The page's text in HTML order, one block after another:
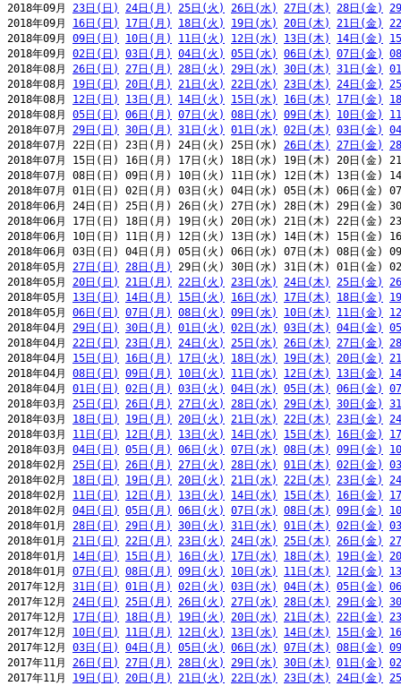
2018年09月 23日(日) 24日(月) 25日(火) 26日(水) 27日(木) 28日(金)
2018年09月 16日(日) 17日(月) 18日(火) 19日(水) 20日(木) 21日(金)
2018年09月 09日(日) 10日(月) 11日(火) 12日(水) 13日(木) 14日(金)
2018年09月 02日(日) 03日(月) 04日(火) 05日(水) 06日(木) 07日(金)
2018年08月 26日(日) 27日(月) 28日(火) 29日(水) 30日(木) 31日(金)
2018年08月 19日(日) 20日(月) 21日(火) 22日(水) 23日(木) 24日(金)
2018年08月 12日(日) 13日(月) 14日(火) 15日(水) 16日(木) 17日(金)
2018年08月 05日(日) 06日(月) 07日(火) 08日(水) 09日(木) 10日(金)
2018年07月 29日(日) 30日(月) 31日(火) 01日(水) 02日(木) 03日(金)
2018年07月 22日(日) 23日(月) 24日(火) 25日(水) 26日(木) 27日(金)
2018年07月 15日(日) 16日(月) 17日(火) 18日(水) 19日(木) 20日(金)
2018年07月 08日(日) 09日(月) 10日(火) 11日(水) 12日(木) 13日(金)
2018年07月 01日(日) 02日(月) 03日(火) 04日(水) 05日(木) 06日(金)
2018年06月 24日(日) 25日(月) 26日(火) 27日(水) 28日(木) 29日(金)
2018年06月 17日(日) 18日(月) 19日(火) 20日(水) 21日(木) 22日(金)
2018年06月 10日(日) 11日(月) 12日(火) 13日(水) 14日(木) 15日(金)
2018年06月 03日(日) 04日(月) 05日(火) 06日(水) 07日(木) 08日(金)
2018年05月 27日(日) 28日(月)
29日(火) 30日(水) 31日(木) 01日(金)
2018年05月 20日(日) 21日(月) 22日(火) 23日(水) 24日(木) 25日(金)
2018年05月 13日(日) 14日(月) 15日(火) 16日(水) 17日(木) 18日(金)
2018年05月 06日(日) 07日(月) 08日(火) 09日(水) 10日(木) 11日(金)
2018年04月 29日(日) 30日(月) 01日(火) 02日(水) 03日(木) 04日(金)
2018年04月 22日(日) 23日(月) 24日(火) 25日(水) 26日(木) 27日(金)
2018年04月 15日(日) 16日(月) 17日(火) 18日(水) 19日(木) 20日(金)
2018年04月 08日(日) 09日(月) 10日(火) 11日(水) 12日(木) 13日(金)
2018年04月 01日(日) 02日(月) 03日(火) 04日(水) 05日(木) 06日(金)
2018年03月 25日(日) 26日(月) 27日(火) 28日(水) 29日(木) 30日(金)
2018年03月 18日(日) 19日(月) 20日(火) 21日(水) 22日(木) 23日(金)
2018年03月 11日(日) 12日(月) 13日(火) 14日(水) 15日(木) 16日(金)
2018年03月 04日(日) 05日(月) 06日(火) 07日(水) 08日(木) 09日(金)
2018年02月 25日(日) 26日(月) 27日(火) 28日(水) 01日(木) 02日(金)
2018年02月 18日(日) 19日(月) 20日(火) 21日(水) 22日(木) 23日(金)
2018年02月 11日(日) 12日(月) 13日(火) 14日(水) 15日(木) 16日(金)
2018年02月 04日(日) 05日(月) 06日(火) 07日(水) 08日(木) 09日(金)
2018年01月 28日(日) 29日(月) 30日(火) 31日(水) 01日(木) 02日(金)
2018年01月 21日(日) 22日(月) 23日(火) 24日(水) 25日(木) 26日(金)
2018年01月 14日(日) 15日(月) 16日(火) 17日(水) 18日(木) 19日(金)
2018年01月 07日(日) 08日(月) 09日(火) 10日(水) 11日(木) 12日(金)
2017年12月 31日(日) 01日(月) 02日(火) 03日(水) 04日(木) 05日(金)
2017年12月 24日(日) 25日(月) 26日(火) 27日(水) 28日(木) 29日(金)
2017年12月 17日(日) 18日(月) 19日(火) 20日(水) 21日(木) 22日(金)
2017年12月 10日(日) 11日(月) 12日(火) 13日(水) 14日(木) 15日(金)
2017年12月 03日(日) 04日(月) 05日(火) 06日(水) 07日(木) 08日(金)
2017年11月 26日(日) 27日(月) 28日(火) 29日(水) 30日(木) 01日(金)
2017年11月 19日(日) 20日(月) 21日(火) 22日(水) 23日(木) 24日(金)